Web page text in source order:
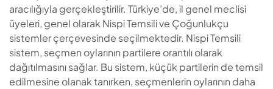
aracılığıyla gerçekleştirilir. Türkiye’de, il genel meclisi
üyeleri, genel olarak Nispi Temsili ve Çoğunlukçu
sistemler çerçevesinde seçilmektedir. Nispi Temsili
sistem, seçmen oylarının partilere orantılı olarak
dağıtılmasını sağlar. Bu sistem, küçük partilerin de temsil
edilmesine olanak tanırken, seçmenlerin oylarının daha